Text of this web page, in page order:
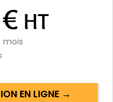
HT
mois
EN LIGNE →